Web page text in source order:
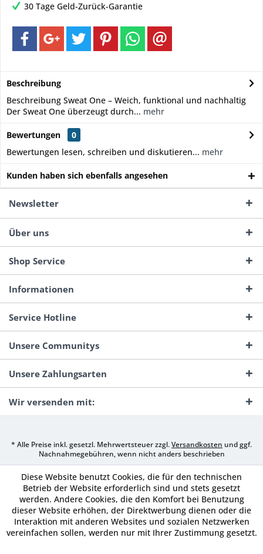
30 Tage Geld-Zurück-Garantie
Beschreibung
Beschreibung Sweat One – Weich, funktional und nachhaltig
Der Sweat One überzeugt durch... mehr
Bewertungen
0
Bewertungen lesen, schreiben und diskutieren... mehr
Kunden haben sich ebenfalls angesehen
Newsletter
Über uns
Shop Service
Informationen
Service Hotline
Unsere Communitys
Unsere Zahlungsarten
Wir versenden mit:
* Alle Preise inkl. gesetzl. Mehrwertsteuer zzgl.Versandkosten und ggf.
Nachnahmegebühren, wenn nicht anders beschrieben
Diese Website benutzt Cookies, die für den technischen
Betrieb der Website erforderlich sind und stets gesetzt
werden. Andere Cookies, die den Komfort bei Benutzung
dieser Website erhöhen, der Direktwerbung dienen oder die
Interaktion mit anderen Websites und sozialen Netzwerken
vereinfachen sollen, werden nur mit Ihrer Zustimmung gesetzt.